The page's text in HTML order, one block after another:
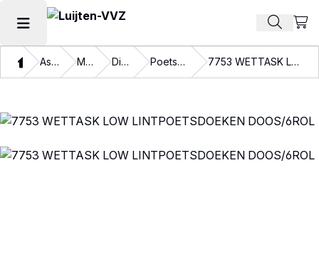
Hoofdmenu openen Zoek
ThuisAssortiment Materialen Disposables Poetspapier en doeken 7753 WETTASK LOW LINTPOETSDOEKEN DOOS/6ROL